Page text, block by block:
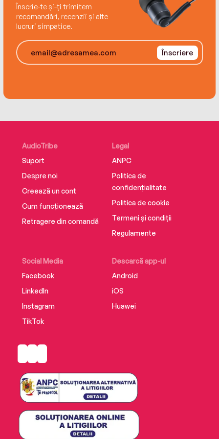
Înscrie-te și-ți trimitem
recomandări, recenzii și alte
lucruri simpatice.
Înscriere
AudioTribe
Suport
Despre noi
Creează un cont
Cum funcționează
Retragere din comandă
Social Media
Facebook
LinkedIn
Instagram
TikTok
Descarcă app-ul
Android
iOS
Huawei
Legal
ANPC
Politica de
confidențialitate
Politica de cookie
Termeni și condiții
Regulamente